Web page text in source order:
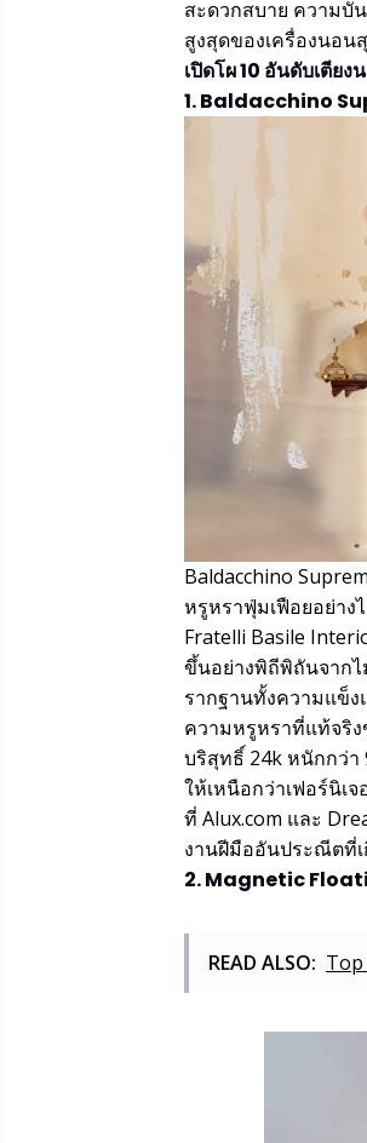
สะดวกสบาย ความบั
สูงสุดของเครื่องนอ
เปิดโผ 10 อันดับเตีย
1. Baldacchino
Baldacchino
หรูหราฟุ่มเฟือยอย่าง
Fratelli Basile
ขึ้นอย่างพิถีพิถันจากไ
รากฐานทั้งความแข็
ความหรูหราที่แท้จริง
บริสุทธิ์ 24k หนักกว่า
ให้เหนือกว่าเฟอร์นิ
ที่ Alux.com และ
งานฝีมืออันประณีตที่
2. Magnetic
READ ALSO: